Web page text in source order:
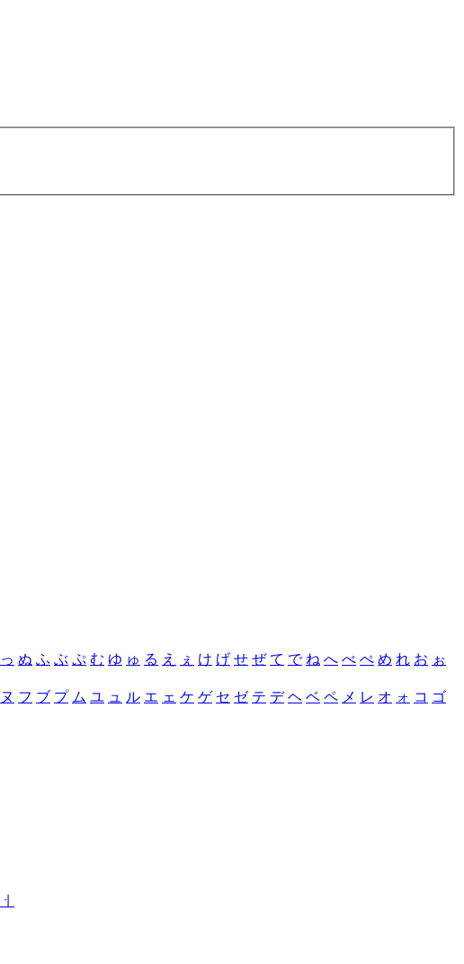
っ ぬ ふ ぶ ぷ む ゆ ゅ る え ぇ け げ せ ぜ て で ね へ べ ぺ め れ お ぉ
ヌ フ ブ プ ム ユ ュ ル エ ェ ケ ゲ セ ゼ テ デ ヘ ベ ペ メ レ オ ォ コ ゴ
ㆎ